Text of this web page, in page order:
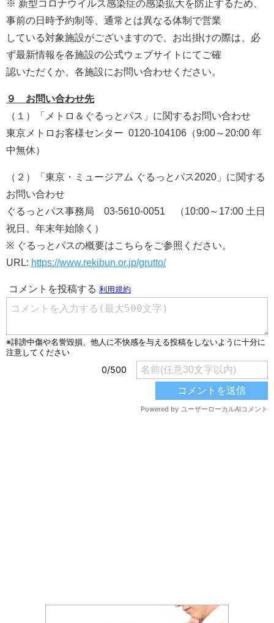
※ 新型コロナウイルス感染症の感染拡大を防止するため、
事前の日時予約制等、通常とは異なる体制で営業
している対象施設がございますので、お出掛けの際は、必
ず最新情報を各施設の公式ウェブサイトにてご確
認いただくか、各施設にお問い合わせください。
９ お問い合わせ先
（１）「メトロ＆ぐるっとパス」に関するお問い合わせ
東京メトロお客様センター 0120-104106（9:00～20:00 年
中無休）
（２）「東京・ミュージアム ぐるっとパス2020」に関する
お問い合わせ
ぐるっとパス事務局 03-5610-0051 （10:00～17:00 土日
祝日、年末年始除く）
※ ぐるっとパスの概要はこちらをご参照ください。
URL: https://www.rekibun.or.jp/grutto/